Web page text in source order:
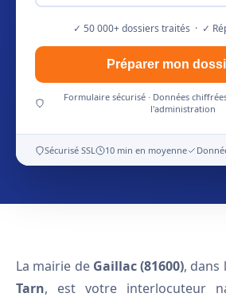
✓ 50 000+ dossiers traités · ✓
Préparer mon
Formulaire sécurisé · Données
l'administration
Sécurisé SSL 10 min en moyenne
La mairie de Gaillac (81600), dans
Tarn, est votre interlocuteur